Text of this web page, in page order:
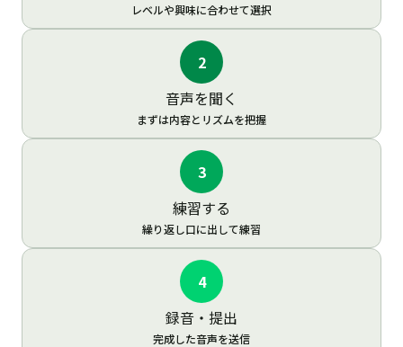
レベルや興味に合わせて選択
2
音声を聞く
まずは内容とリズムを把握
3
練習する
繰り返し口に出して練習
4
録音・提出
完成した音声を送信